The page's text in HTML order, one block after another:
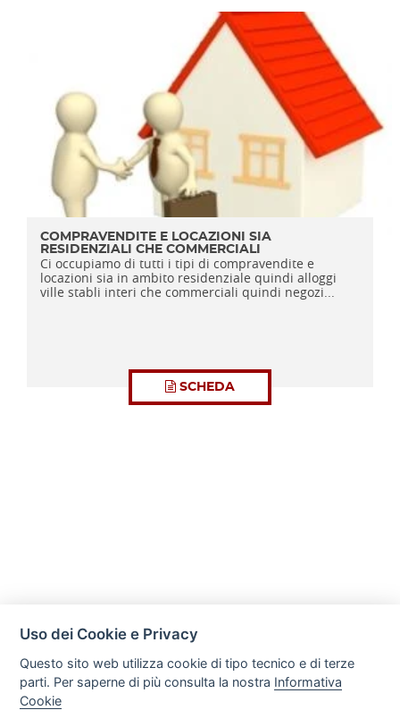
COMPRAVENDITE E LOCAZIONI SIA
RESIDENZIALI CHE COMMERCIALI
Ci occupiamo di tutti i tipi di compravendite e
locazioni sia in ambito residenziale quindi alloggi
ville stabli interi che commerciali quindi negozi...
SCHEDA
Uso dei Cookie e Privacy
Questo sito web utilizza cookie di tipo tecnico e di terze
parti. Per saperne di più consulta la nostra Informativa
Cookie